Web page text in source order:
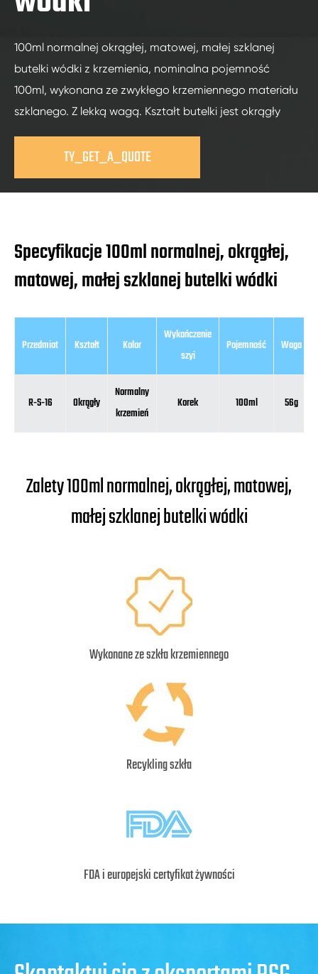
100ml normalnej okrągłej, matowej, małej szklanej
butelki wódki z krzemienia, nominalna pojemność
100ml, wykonana ze zwykłego krzemiennego materiału
szklanego. Z lekką wagą. Kształt butelki jest okrągły
TY_GET_A_QUOTE
Specyfikacje 100ml normalnej, okrągłej,
matowej, małej szklanej butelki wódki
Przedmiot Kształt Kolor
Wykończenie
szyi
Pojemność Waga
R-S-16 Okrągły
Normalny
krzemień
Korek 100ml 56g
Zalety 100ml normalnej, okrągłej, matowej,
małej szklanej butelki wódki
Wykonane ze szkła krzemiennego
Recykling szkła
FDA i europejski certyfikat żywności